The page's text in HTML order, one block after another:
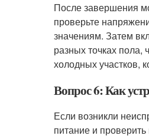
После завершения
проверьте
значениям. Затем
разных точках пола,
холодных участков,
Вопрос 6: Как
Если возникли
питание и